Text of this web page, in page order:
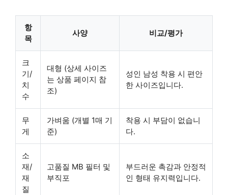
항
목
사양 비교/평가
크
기/
치
수
대형 (상세 사이즈
는 상품 페이지 참
조)
성인 남성 착용 시 편안
한 사이즈입니다.
무
게
가벼움 (개별 1매 기
준)
착용 시 부담이 없습니
다.
소
재/
재
질
고품질 MB 필터 및
부직포
부드러운 촉감과 안정적
인 형태 유지력입니다.